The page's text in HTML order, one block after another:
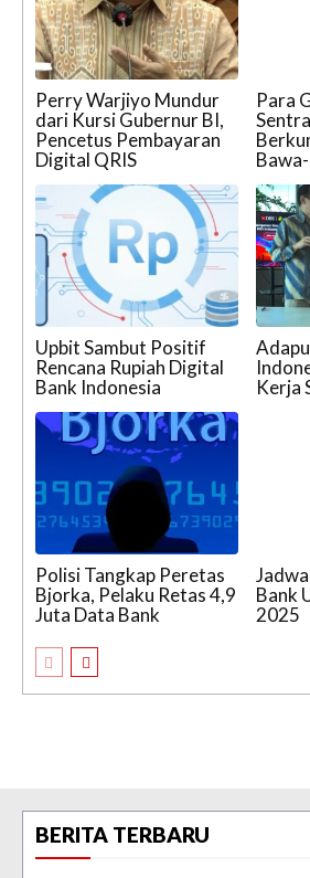
Perry Warjiyo Mundur
dari Kursi Gubernur BI,
Pencetus Pembayaran
Digital QRIS
Para
Upbit Sambut Positif
Rencana Rupiah Digital
Bank Indonesia
Kerja
Polisi Tangkap Peretas
Bjorka, Pelaku Retas 4,9
Juta Data Bank
Bank
2025
BERITA TERBARU